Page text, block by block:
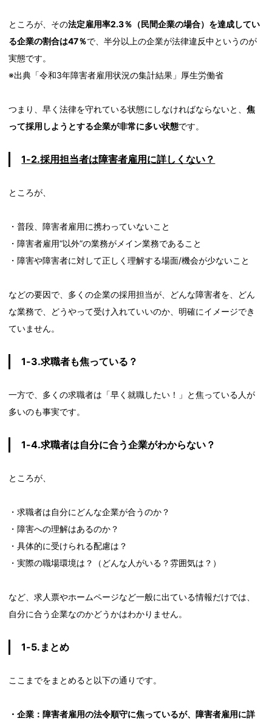
ところが、その法定雇用率2.3％（民間企業の場合）を達成してい
る企業の割合は47％で、半分以上の企業が法律違反中というのが
実態です。
※出典「令和3年障害者雇用状況の集計結果」厚生労働省
つまり、早く法律を守れている状態にしなければならないと、焦
って採用しようとする企業が非常に多い状態です。
1-2.採用担当者は障害者雇用に詳しくない？
ところが、
・普段、障害者雇用に携わっていないこと
・障害者雇用“以外”の業務がメイン業務であること
・障害や障害者に対して正しく理解する場面/機会が少ないこと
などの要因で、多くの企業の採用担当が、どんな障害者を、どん
な業務で、どうやって受け入れていいのか、明確にイメージでき
ていません。
1-3.求職者も焦っている？
一方で、多くの求職者は「早く就職したい！」と焦っている人が
多いのも事実です。
1-4.求職者は自分に合う企業がわからない？
ところが、
・求職者は自分にどんな企業が合うのか？
・障害への理解はあるのか？
・具体的に受けられる配慮は？
・実際の職場環境は？（どんな人がいる？雰囲気は？）
など、求人票やホームページなど一般に出ている情報だけでは、
自分に合う企業なのかどうかはわかりません。
1-5.まとめ
ここまでをまとめると以下の通りです。
・企業：障害者雇用の法令順守に焦っているが、障害者雇用に詳